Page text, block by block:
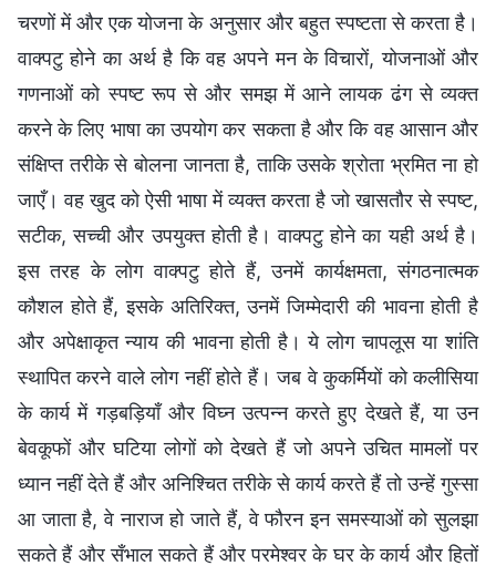
चरणों में और एक योजना के अनुसार और बहुत स्पष्टता से करता है।
वाक्पटु होने का अर्थ है कि वह अपने मन के विचारों, योजनाओं और
गणनाओं को स्पष्ट रूप से और समझ में आने लायक ढंग से व्यक्त
करने के लिए भाषा का उपयोग कर सकता है और कि वह आसान और
संक्षिप्त तरीके से बोलना जानता है, ताकि उसके श्रोता भ्रमित ना हो
जाएँ। वह खुद को ऐसी भाषा में व्यक्त करता है जो खासतौर से स्पष्ट,
सटीक, सच्ची और उपयुक्त होती है। वाक्पटु होने का यही अर्थ है।
इस तरह के लोग वाक्पटु होते हैं, उनमें कार्यक्षमता, संगठनात्मक
कौशल होते हैं, इसके अतिरिक्त, उनमें जिम्मेदारी की भावना होती है
और अपेक्षाकृत न्याय की भावना होती है। ये लोग चापलूस या शांति
स्थापित करने वाले लोग नहीं होते हैं। जब वे कुकर्मियों को कलीसिया
के कार्य में गड़बड़ियाँ और विघ्न उत्पन्न करते हुए देखते हैं, या उन
बेवकूफों और घटिया लोगों को देखते हैं जो अपने उचित मामलों पर
ध्यान नहीं देते हैं और अनिश्चित तरीके से कार्य करते हैं तो उन्हें गुस्सा
आ जाता है, वे नाराज हो जाते हैं, वे फौरन इन समस्याओं को सुलझा
सकते हैं और सँभाल सकते हैं और परमेश्वर के घर के कार्य और हितों